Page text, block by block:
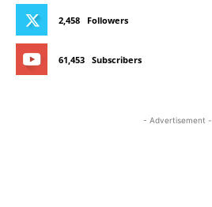
2,458 Followers
61,453 Subscribers
- Advertisement -